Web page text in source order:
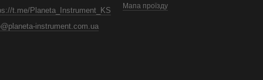
t.me/Planeta_Instrument_KS
instrument.com.ua
Мапа проїзду